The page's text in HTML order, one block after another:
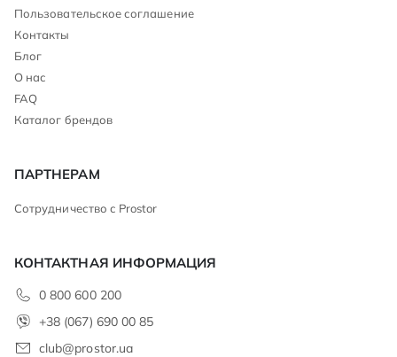
Пользовательское соглашение
Контакты
Блог
О нас
FAQ
Каталог брендов
ПАРТНЕРАМ
Сотрудничество с Prostor
КОНТАКТНАЯ ИНФОРМАЦИЯ
0 800 600 200
+38 (067) 690 00 85
club@prostor.ua